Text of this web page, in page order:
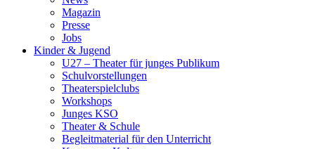
Magazin
Presse
Jobs
Kinder & Jugend
U27 – Theater für junges Publikum
Schulvorstellungen
Theaterspielclubs
Workshops
Junges KSO
Theater & Schule
Begleitmaterial für den Unterricht